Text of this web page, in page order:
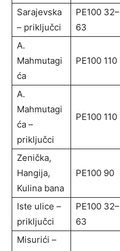
Sarajevska
– priključci
PE100 32–
63
A.
Mahmutagi
ća
PE100 110
A.
Mahmutagi
ća –
priključci
PE100 110
Zenička,
Hangija,
Kulina bana
PE100 90
Iste ulice –
priključci
PE100 32–
63
Misurići –